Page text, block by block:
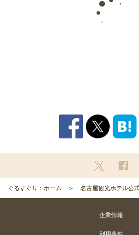
ぐるすぐり：ホーム 名古屋観光ホテル公
企業情報